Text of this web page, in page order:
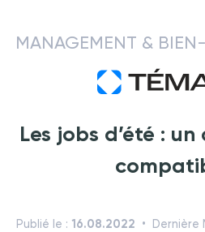
MANAGEMENT &
Les jobs d’été :
Publié le : 16.08.2022 Dernière